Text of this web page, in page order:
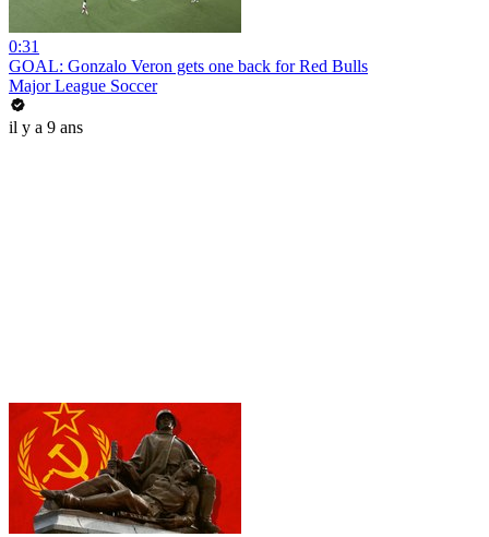
0:31
GOAL: Gonzalo Veron gets one back for Red Bulls
Major League Soccer
il y a 9 ans